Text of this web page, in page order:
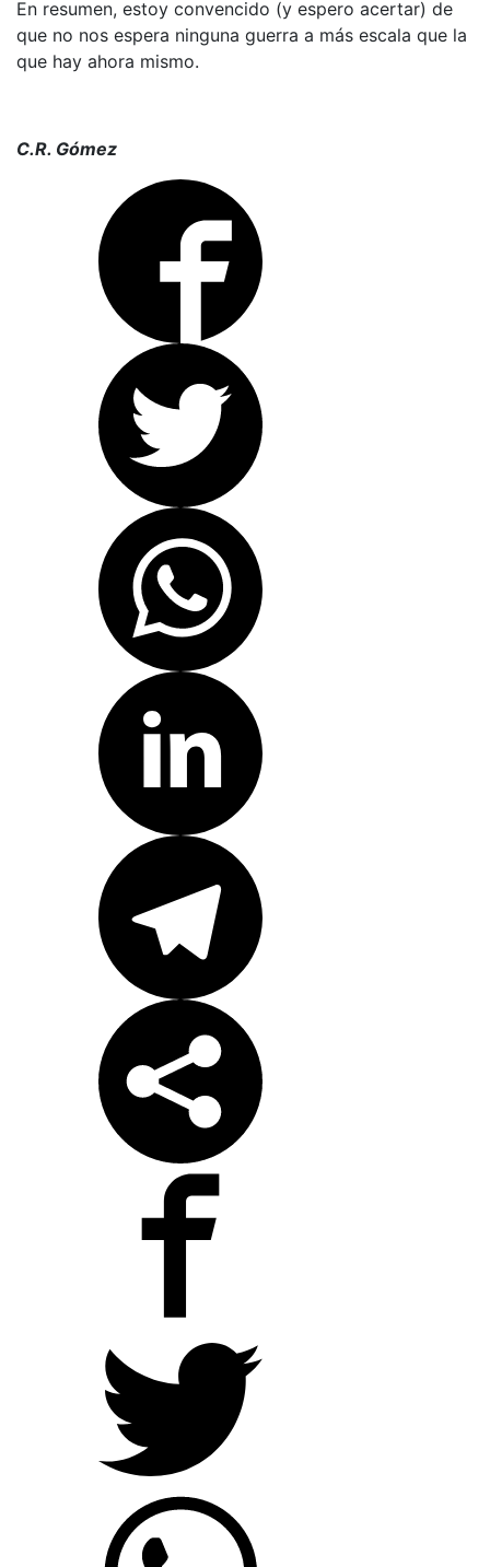
En resumen, estoy convencido (y espero acertar) de
que no nos espera ninguna guerra a más escala que la
que hay ahora mismo.
C.R. Gómez